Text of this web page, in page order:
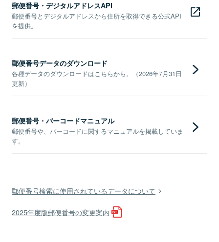
郵便番号・デジタルアドレスAPI
郵便番号とデジタルアドレスから住所を取得できる公式API
を提供。
郵便番号データのダウンロード
各種データのダウンロードはこちらから。（2026年7月31日
更新）
郵便番号・バーコードマニュアル
郵便番号や、バーコードに関するマニュアルを掲載していま
す。
郵便番号検索に使用されているデータについて
2025年度版郵便番号の変更案内